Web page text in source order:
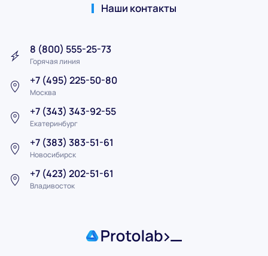
Наши контакты
8 (800) 555-25-73
Горячая линия
+7 (495) 225-50-80
Москва
+7 (343) 343-92-55
Екатеринбург
+7 (383) 383-51-61
Новосибирск
+7 (423) 202-51-61
Владивосток